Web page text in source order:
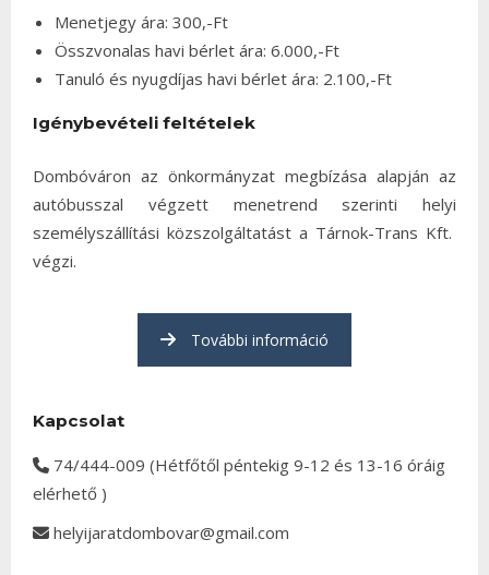
Menetjegy ára: 300,-Ft
Összvonalas havi bérlet ára: 6.000,-Ft
Tanuló és nyugdíjas havi bérlet ára: 2.100,-Ft
Igénybevételi feltételek
Dombóváron az önkormányzat megbízása alapján az
autóbusszal végzett menetrend szerinti helyi
személyszállítási közszolgáltatást a Tárnok-Trans Kft.
végzi.
További információ
Kapcsolat
74/444-009 (Hétfőtől péntekig 9-12 és 13-16 óráig
elérhető )
helyijaratdombovar@gmail.com